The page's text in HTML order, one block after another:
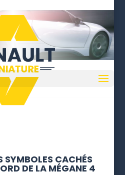
SYMBOLES CACHÉS
DE LA MÉGANE 4